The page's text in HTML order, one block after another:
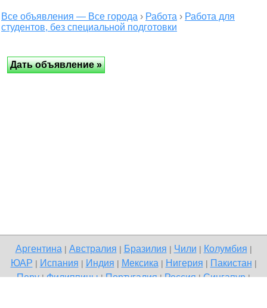
Все объявления — Все города › Работа › Работа для
студентов, без специальной подготовки
Аргентина| Австралия Бразилия Чили Колумбия
ЮАР Испания Индия Мексика| Нигерия Пакистан
Перу|Филиппины|Португалия|Россия|Сингапур|